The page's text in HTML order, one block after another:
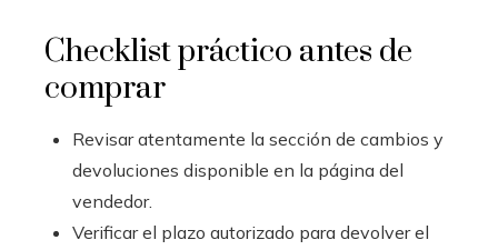
Checklist práctico antes de
comprar
Revisar atentamente la sección de cambios y
devoluciones disponible en la página del
vendedor.
Verificar el plazo autorizado para devolver el